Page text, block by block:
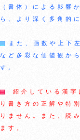
（書体）による影響
ら、より深く多角的
また、画数や上下
など多彩な価値観か
す。
紹介している漢
り書き方の正解や特
りません。また、読
ます。